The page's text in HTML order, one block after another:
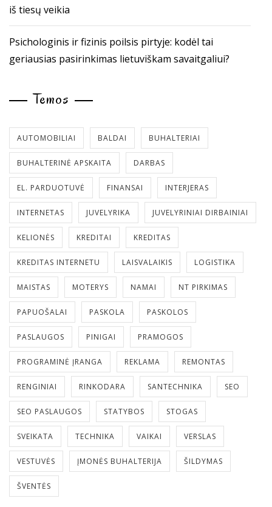
iš tiesų veikia
Psichologinis ir fizinis poilsis pirtyje: kodėl tai
geriausias pasirinkimas lietuviškam savaitgaliui?
Temos
AUTOMOBILIAI BALDAI BUHALTERIAI
BUHALTERINĖ APSKAITA DARBAS
EL. PARDUOTUVĖ FINANSAI INTERJERAS
INTERNETAS JUVELYRIKA JUVELYRINIAI DIRBAINIAI
KELIONĖS KREDITAI KREDITAS
KREDITAS INTERNETU LAISVALAIKIS LOGISTIKA
MAISTAS MOTERYS NAMAI NT PIRKIMAS
PAPUOŠALAI PASKOLA PASKOLOS
PASLAUGOS PINIGAI PRAMOGOS
PROGRAMINĖ ĮRANGA REKLAMA REMONTAS
RENGINIAI RINKODARA SANTECHNIKA SEO
SEO PASLAUGOS STATYBOS STOGAS
SVEIKATA TECHNIKA VAIKAI VERSLAS
VESTUVĖS ĮMONĖS BUHALTERIJA ŠILDYMAS
ŠVENTĖS